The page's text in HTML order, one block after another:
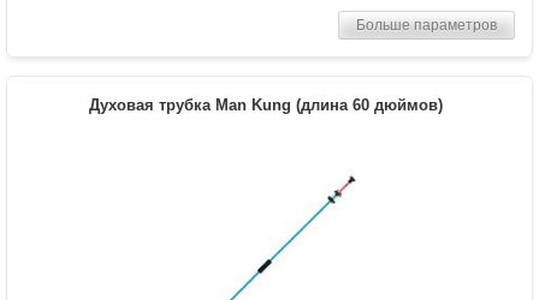
Больше параметров
Духовая трубка Man Kung (длина 60 дюймов)